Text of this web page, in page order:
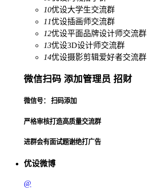
10优设大学生交流群
11优设插画师交流群
12优设平面品牌设计师交流群
13优设3D设计师交流群
14优设摄影剪辑爱好者交流群
微信扫码 添加管理员 招财
微信号： 扫码添加
严格审核打造高质量交流群
进群会有面试题谢绝打广告
优设微博
@